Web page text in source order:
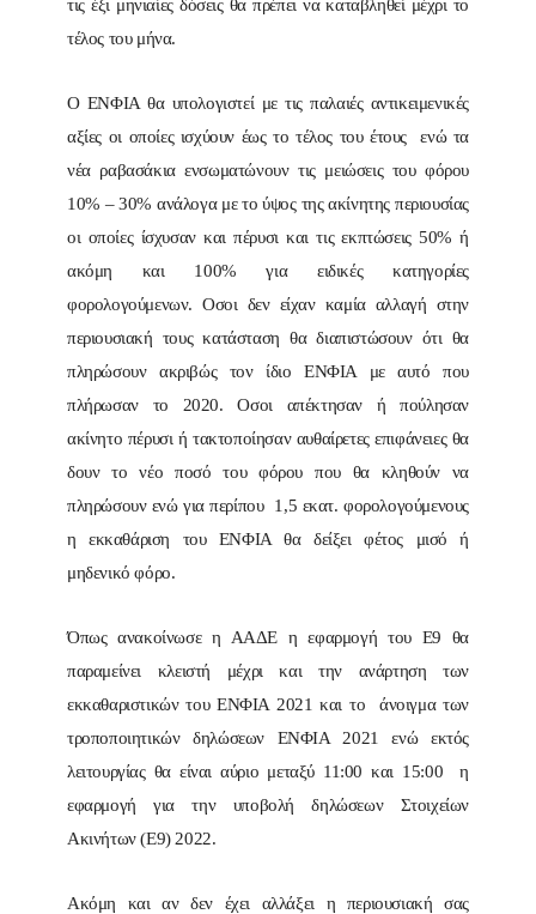
τις έξι μηνιαίες δόσεις θα πρέπει να καταβληθεί μέχρι το
τέλος του μήνα.
Ο ΕΝΦΙΑ θα υπολογιστεί με τις παλαιές αντικειμενικές
αξίες οι οποίες ισχύουν έως το τέλος του έτους ενώ τα
νέα ραβασάκια ενσωματώνουν τις μειώσεις του φόρου
10% – 30% ανάλογα με το ύψος της ακίνητης περιουσίας
οι οποίες ίσχυσαν και πέρυσι και τις εκπτώσεις 50% ή
ακόμη και 100% για ειδικές κατηγορίες
φορολογούμενων. Οσοι δεν είχαν καμία αλλαγή στην
περιουσιακή τους κατάσταση θα διαπιστώσουν ότι θα
πληρώσουν ακριβώς τον ίδιο ΕΝΦΙΑ με αυτό που
πλήρωσαν το 2020. Οσοι απέκτησαν ή πούλησαν
ακίνητο πέρυσι ή τακτοποίησαν αυθαίρετες επιφάνειες θα
δουν το νέο ποσό του φόρου που θα κληθούν να
πληρώσουν ενώ για περίπου 1,5 εκατ. φορολογούμενους
η εκκαθάριση του ΕΝΦΙΑ θα δείξει φέτος μισό ή
μηδενικό φόρο.
Όπως ανακοίνωσε η ΑΑΔΕ η εφαρμογή του Ε9 θα
παραμείνει κλειστή μέχρι και την ανάρτηση των
εκκαθαριστικών του ΕΝΦΙΑ 2021 και το άνοιγμα των
τροποποιητικών δηλώσεων ΕΝΦΙΑ 2021 ενώ εκτός
λειτουργίας θα είναι αύριο μεταξύ 11:00 και 15:00 η
εφαρμογή για την υποβολή δηλώσεων Στοιχείων
Ακινήτων (Ε9) 2022.
Ακόμη και αν δεν έχει αλλάξει η περιουσιακή σας